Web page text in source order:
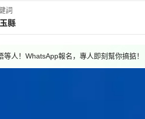
詞
等人！WhatsApp報名，專人即刻幫你搞掂！